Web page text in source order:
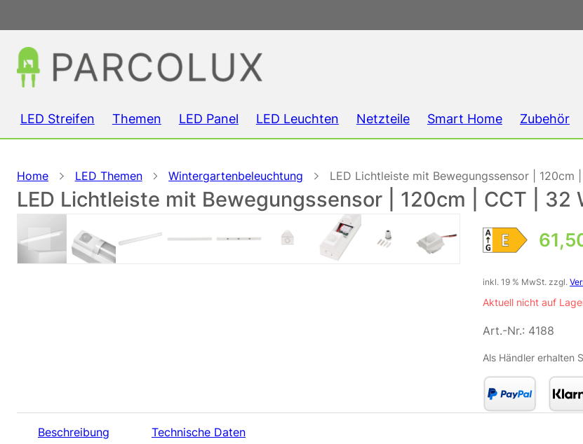
LED Streifen Themen LED Panel LED Leuchten Netzteile Smart Home Zubehör
Home LED Themen Wintergartenbeleuchtung LED Lichtleiste mit Bewegungssensor |
LED Lichtleiste mit Bewegungssensor | 120cm | CCT |
inkl. 19 % MwSt. zzgl.
Aktuell nicht auf
Art.-Nr.: 4188
Als Händler erhalten
Beschreibung Technische Daten